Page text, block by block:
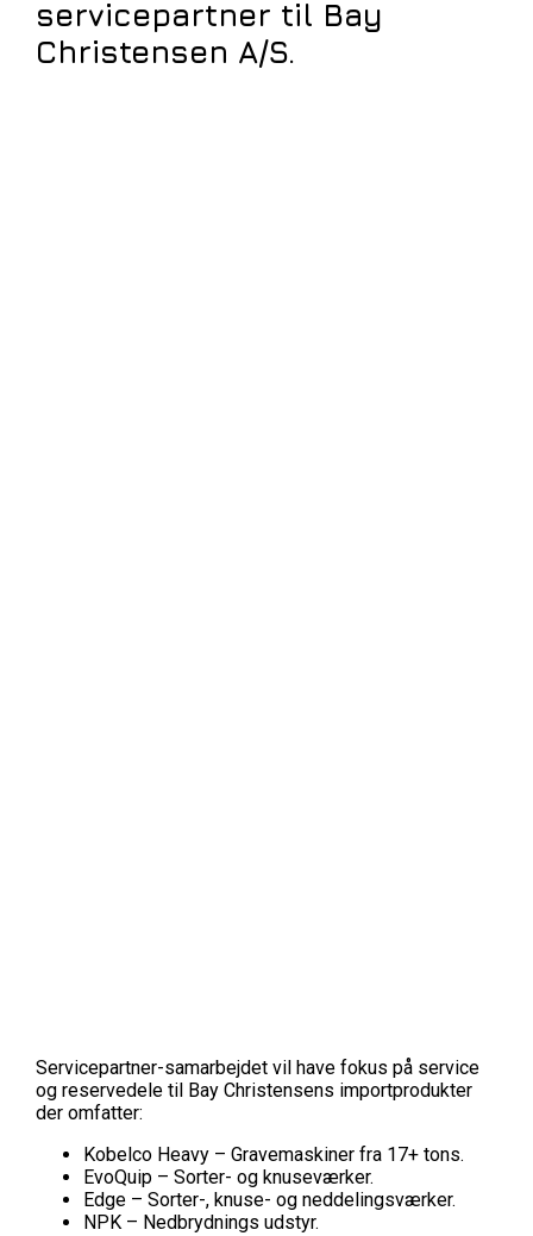
servicepartner til Bay
Christensen A/S.
Servicepartner-samarbejdet vil have fokus på service
og reservedele til Bay Christensens importprodukter
der omfatter:
Kobelco Heavy – Gravemaskiner fra 17+ tons.
EvoQuip – Sorter- og knuseværker.
Edge – Sorter-, knuse- og neddelingsværker.
NPK – Nedbrydnings udstyr.